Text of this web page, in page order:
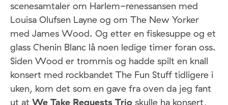
scenesamtaler om Harlem-renessansen med
Louisa Olufsen Layne og om The New Yorker
med James Wood. Og etter en fiskesuppe og et
glass Chenin Blanc lå noen ledige timer foran oss.
Siden Wood er trommis og hadde spilt en knall
konsert med rockbandet The Fun Stuff tidligere i
uken, kom det som en gave fra oven da jeg fant
ut at We Take Requests Trio skulle ha konsert,